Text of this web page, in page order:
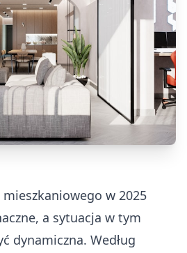
w 2025
a sytuacja w tym
dynamiczna. Według